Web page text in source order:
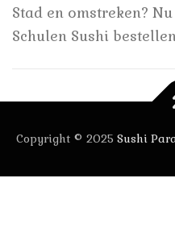
Stad en omstreken?
Schulen Sushi
Copyright © 2025 Sushi